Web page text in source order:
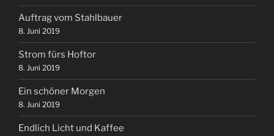
Auftrag vom Stahlbauer
8. Juni 2019
Strom fürs Hoftor
8. Juni 2019
Ein schöner Morgen
8. Juni 2019
Endlich Licht und Kaffee